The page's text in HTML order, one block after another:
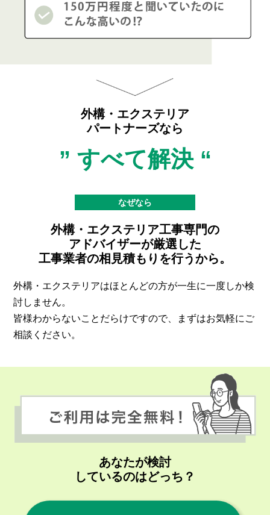
外構・エクステリア
パートナーズなら
” すべて解決 “
なぜなら
外構・エクステリア工事専門の
アドバイザーが厳選した
工事業者の相見積もりを行うから。
外構・エクステリアはほとんどの方が一生に一度しか検
討しません。
皆様わからないことだらけですので、まずはお気軽にご
相談ください。
あなたが検討
しているのはどっち？